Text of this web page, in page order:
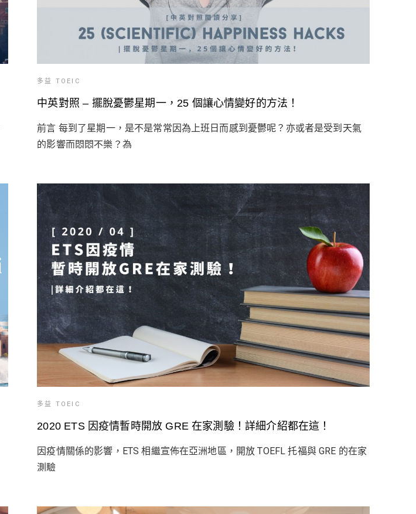
多益 TOEIC
中英對照 – 擺脫憂鬱星期一，25 個讓心情變好的方法！
前言 每到了星期一，是不是常常因為上班日而感到憂鬱呢？亦或者是受到天氣
的影響而悶悶不樂？為
多益 TOEIC
2020 ETS 因疫情暫時開放 GRE 在家測驗！詳細介紹都在這！
因疫情關係的影響，ETS 相繼宣佈在亞洲地區，開放 TOEFL 托福與 GRE 的在家
測驗